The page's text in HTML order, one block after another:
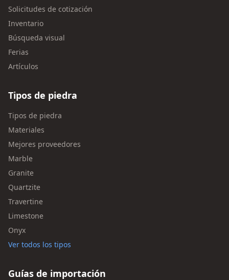
Solicitudes de cotización
Inventario
Búsqueda visual
Ferias
Artículos
Tipos de piedra
Tipos de piedra
Materiales
Mejores proveedores
Marble
Granite
Quartzite
Travertine
Limestone
Onyx
Ver todos los tipos
Guías de importación